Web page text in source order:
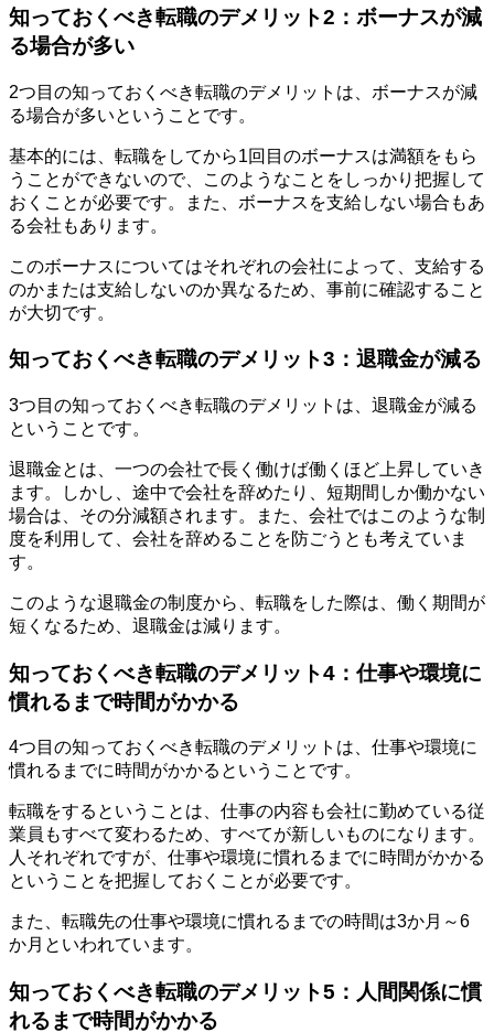
知っておくべき転職のデメリット2：ボーナスが減
る場合が多い
2つ目の知っておくべき転職のデメリットは、ボーナスが減
る場合が多いということです。
基本的には、転職をしてから1回目のボーナスは満額をもら
うことができないので、このようなことをしっかり把握して
おくことが必要です。また、ボーナスを支給しない場合もあ
る会社もあります。
このボーナスについてはそれぞれの会社によって、支給する
のかまたは支給しないのか異なるため、事前に確認すること
が大切です。
知っておくべき転職のデメリット3：退職金が減る
3つ目の知っておくべき転職のデメリットは、退職金が減る
ということです。
退職金とは、一つの会社で長く働けば働くほど上昇していき
ます。しかし、途中で会社を辞めたり、短期間しか働かない
場合は、その分減額されます。また、会社ではこのような制
度を利用して、会社を辞めることを防ごうとも考えていま
す。
このような退職金の制度から、転職をした際は、働く期間が
短くなるため、退職金は減ります。
知っておくべき転職のデメリット4：仕事や環境に
慣れるまで時間がかかる
4つ目の知っておくべき転職のデメリットは、仕事や環境に
慣れるまでに時間がかかるということです。
転職をするということは、仕事の内容も会社に勤めている従
業員もすべて変わるため、すべてが新しいものになります。
人それぞれですが、仕事や環境に慣れるまでに時間がかかる
ということを把握しておくことが必要です。
また、転職先の仕事や環境に慣れるまでの時間は3か月～6
か月といわれています。
知っておくべき転職のデメリット5：人間関係に慣
れるまで時間がかかる